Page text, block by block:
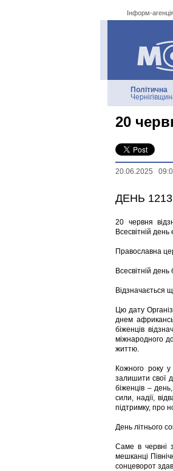
Інформ-
Політична
20
20.06.2025
ДЕНЬ 1213
20 червня
Всесвітній
Православна
Всесвітній день
Відзначається
Цю дату
днем
біженців
міжнародного
життю.
Кожного року
залишити свої
біженців –
сили, надії,
підтримку, про
День літнього
Саме в червні
мешканці
сонцеворот